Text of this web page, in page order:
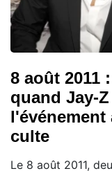
8 août 2011
quand Jay-
l'événement
culte
Le 8 août 2011,